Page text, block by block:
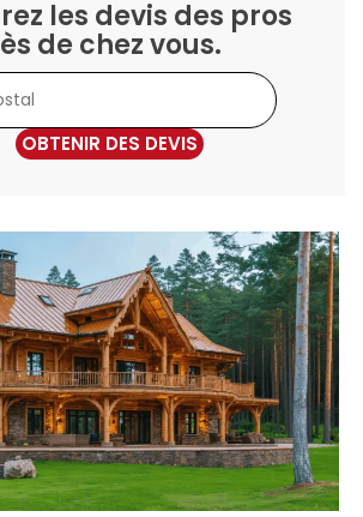
les devis des pros
de chez vous.
OBTENIR DES DEVIS